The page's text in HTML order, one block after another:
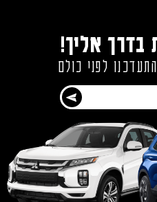
בדרך אליך!
לפני כולם